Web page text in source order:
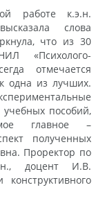
работе к.э.н.
слова
что из 30
«Психолого-
отмечается
одна из лучших.
учебных пособий,
главное –
полученных
Проректор по
доцент И.В.